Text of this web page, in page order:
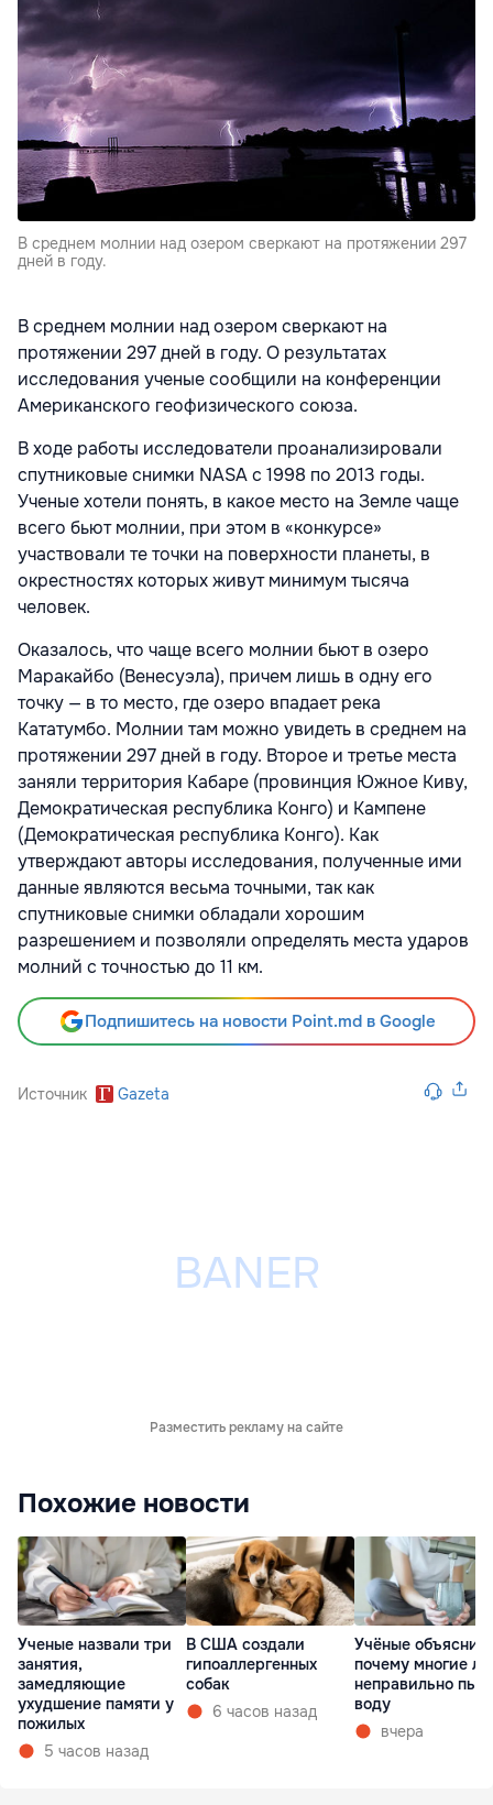
В среднем молнии над озером сверкают на протяжении 297
дней в году.
В среднем молнии над озером сверкают на
протяжении 297 дней в году. О результатах
исследования ученые сообщили на конференции
Американского геофизического союза.
В ходе работы исследователи проанализировали
спутниковые снимки NASA с 1998 по 2013 годы.
Ученые хотели понять, в какое место на Земле чаще
всего бьют молнии, при этом в «конкурсе»
участвовали те точки на поверхности планеты, в
окрестностях которых живут минимум тысяча
человек.
Оказалось, что чаще всего молнии бьют в озеро
Маракайбо (Венесуэла), причем лишь в одну его
точку — в то место, где озеро впадает река
Кататумбо. Молнии там можно увидеть в среднем на
протяжении 297 дней в году. Второе и третье места
заняли территория Кабаре (провинция Южное Киву,
Демократическая республика Конго) и Кампене
(Демократическая республика Конго). Как
утверждают авторы исследования, полученные ими
данные являются весьма точными, так как
спутниковые снимки обладали хорошим
разрешением и позволяли определять места ударов
молний с точностью до 11 км.
Подпишитесь на новости Point.md в Google
Источник Gazeta
Разместить рекламу на сайте
Похожие новости
Ученые назвали три
занятия,
замедляющие
ухудшение памяти у
пожилых
5 часов назад
В США создали
гипоаллергенных
собак
6 часов назад
Учёные
почему многие
неправильно
воду
вчера